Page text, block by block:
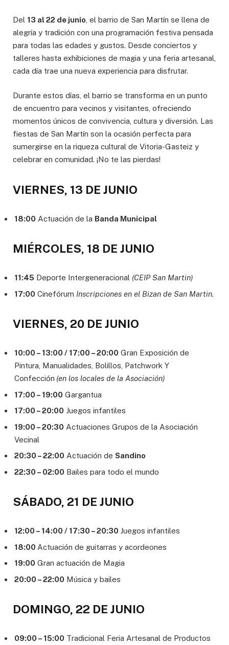
Del 13 al 22 de junio , el barrio de San Martín se llena de
alegría y tradición con una programación festiva pensada
para todas las edades y gustos. Desde conciertos y
talleres hasta exhibiciones de magia y una feria artesanal,
cada día trae una nueva experiencia para disfrutar.
Durante estos días, el barrio se transforma en un punto
de encuentro para vecinos y visitantes, ofreciendo
momentos únicos de convivencia, cultura y diversión. Las
fiestas de San Martín son la ocasión perfecta para
sumergirse en la riqueza cultural de Vitoria-Gasteiz y
celebrar en comunidad. ¡No te las pierdas!
VIERNES, 13 DE JUNIO
18:00 Actuación de la Banda Municipal
MIÉRCOLES, 18 DE JUNIO
11:45 Deporte Intergeneracional (CEIP San Martin)
17:00 Cinefórum Inscripciones en el Bizan de San Martin.
VIERNES, 20 DE JUNIO
10:00 – 13:00 / 17:00 – 20:00 Gran Exposición de
Pintura, Manualidades, Bolillos, Patchwork Y
Confección (en los locales de la Asociación)
17:00 – 19:00 Gargantua
17:00 – 20:00 Juegos infantiles
19:00 – 20:30 Actuaciones Grupos de la Asociación
Vecinal
20:30 – 22:00 Actuación de Sandino
22:30 – 02:00 Bailes para todo el mundo
SÁBADO, 21 DE JUNIO
12:00 – 14:00 / 17:30 – 20:30 Juegos infantiles
18:00 Actuación de guitarras y acordeones
19:00 Gran actuación de Magia
20:00 – 22:00 Música y bailes
DOMINGO, 22 DE JUNIO
09:00 – 15:00 Tradicional Feria Artesanal de Productos